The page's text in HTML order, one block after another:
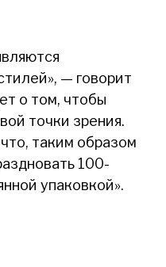
— говорит
о том, чтобы
точки зрения.
таким образом
100-
упаковкой».